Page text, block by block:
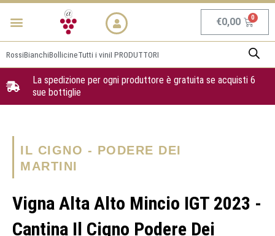
Vai
Menu €0,00
RossiBianchiBollicineTutti i viniI PRODUTTORI
La spedizione per ogni produttore è gratuita se acquisti 6
sue bottiglie
IL CIGNO - PODERE DEI
MARTINI
Vigna Alta Alto Mincio IGT 2023 -
Cantina Il Cigno Podere Dei